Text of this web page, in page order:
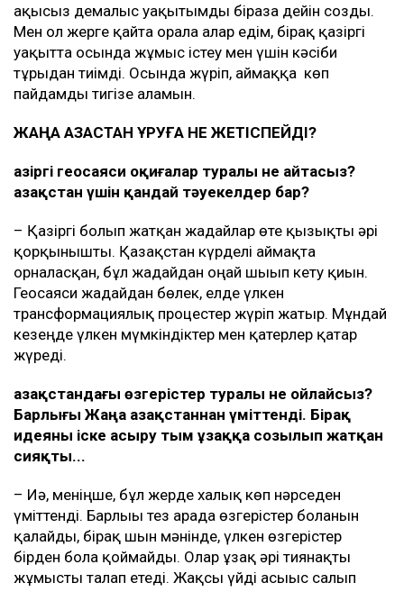
ақысыз демалыс уақытымды біразға дейін созды.
Мен ол жерге қайта орала алар едім, бірақ қазіргі
уақытта осында жұмыс істеу мен үшін кәсіби
тұрғыдан тиімді. Осында жүріп, аймаққа көп
пайдамды тигізе аламын.
ЖАҢА ҚАЗАҚСТАН ҚҰРУҒА НЕ ЖЕТІСПЕЙДІ?
Қазіргі геосаяси оқиғалар туралы не айтасыз?
Қазақстан үшін қандай тәуекелдер бар?
– Қазіргі болып жатқан жағдайлар өте қызықты әрі
қорқынышты. Қазақстан күрделі аймақта
орналасқан, бұл жағдайдан оңай шығып кету қиын.
Геосаяси жағдайдан бөлек, елде үлкен
трансформациялық процестер жүріп жатыр. Мұндай
кезеңде үлкен мүмкіндіктер мен қатерлер қатар
жүреді.
Қазақстандағы өзгерістер туралы не ойлайсыз?
Барлығы Жаңа Қазақстаннан үміттенді. Бірақ
идеяны іске асыру тым ұзаққа созылып жатқан
сияқты...
– Иә, меніңше, бұл жерде халық көп нәрседен
үміттенді. Барлығы тез арада өзгерістер болғанын
қалайды, бірақ шын мәнінде, үлкен өзгерістер
бірден бола қоймайды. Олар ұзақ әрі тиянақты
жұмысты талап етеді. Жақсы үйді асығыс салып